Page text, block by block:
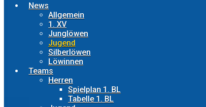
News
Allgemein
1. XV
Junglöwen
Jugend
Silberlöwen
Löwinnen
Teams
Herren
Spielplan 1. BL
Tabelle 1. BL